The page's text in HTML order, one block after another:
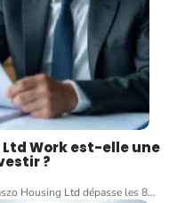
Work est-elle une
?
Housing Ltd dépasse les 8…